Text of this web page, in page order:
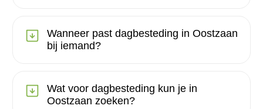
Wanneer past dagbesteding in Oostzaan
bij iemand?
Wat voor dagbesteding kun je in
Oostzaan zoeken?